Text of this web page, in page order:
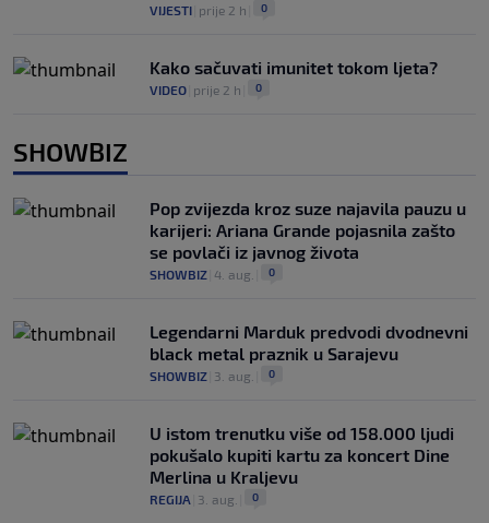
VIJESTI prije 2 h 0
Kako sačuvati imunitet tokom ljeta?
VIDEO prije 2 h 0
SHOWBIZ
Pop zvijezda kroz suze najavila pauzu u
karijeri: Ariana Grande pojasnila zašto
se povlači iz javnog života
SHOWBIZ 4. aug. 0
Legendarni Marduk predvodi dvodnevni
black metal praznik u Sarajevu
SHOWBIZ 3. aug. 0
U istom trenutku više od 158.000 ljudi
pokušalo kupiti kartu za koncert Dine
Merlina u Kraljevu
REGIJA 3. aug. 0